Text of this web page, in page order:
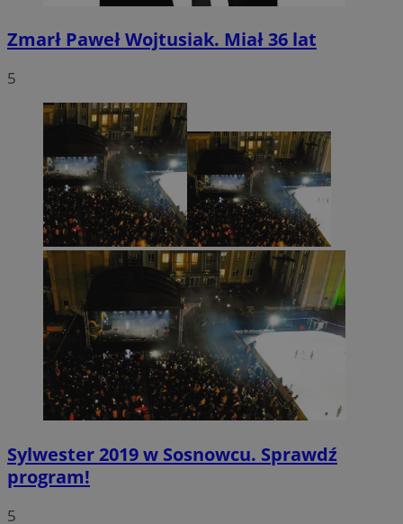
Zmarł Paweł Wojtusiak. Miał 36 lat
5
Sylwester 2019 w Sosnowcu. Sprawdź
program!
5
CookieScriptConsent
CookieScript
sosnowiecki.pl
4 tygodnie 2